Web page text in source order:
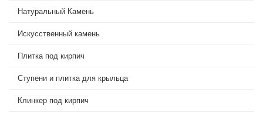
Натуральный Камень
Искусственный камень
Плитка под кирпич
Ступени и плитка для крыльца
Клинкер под кирпич